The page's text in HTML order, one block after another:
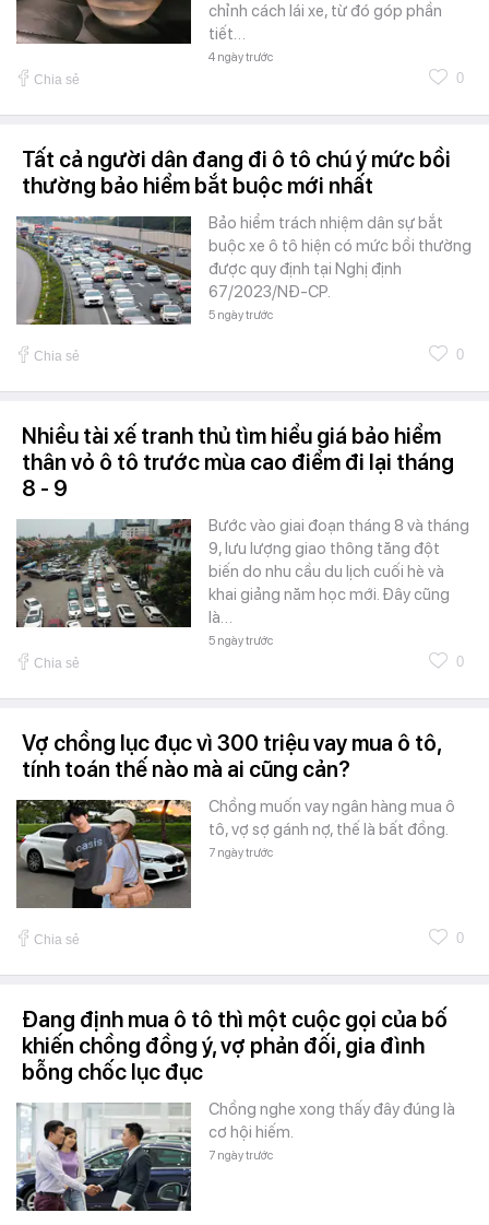
chỉnh cách lái xe, từ đó góp phần
tiết…
4 ngày trước
Chia sẻ 0
Tất cả người dân đang đi ô tô chú ý mức bồi
thường bảo hiểm bắt buộc mới nhất
Bảo hiểm trách nhiệm dân sự bắt
buộc xe ô tô hiện có mức bồi thường
được quy định tại Nghị định
67/2023/NĐ-CP.
5 ngày trước
Chia sẻ 0
Nhiều tài xế tranh thủ tìm hiểu giá bảo hiểm
thân vỏ ô tô trước mùa cao điểm đi lại tháng
8 - 9
Bước vào giai đoạn tháng 8 và tháng
9, lưu lượng giao thông tăng đột
biến do nhu cầu du lịch cuối hè và
khai giảng năm học mới. Đây cũng
là…
5 ngày trước
Chia sẻ 0
Vợ chồng lục đục vì 300 triệu vay mua ô tô,
tính toán thế nào mà ai cũng cản?
Chồng muốn vay ngân hàng mua ô
tô, vợ sợ gánh nợ, thế là bất đồng.
7 ngày trước
Chia sẻ 0
Đang định mua ô tô thì một cuộc gọi của bố
khiến chồng đồng ý, vợ phản đối, gia đình
bỗng chốc lục đục
Chồng nghe xong thấy đây đúng là
cơ hội hiếm.
7 ngày trước